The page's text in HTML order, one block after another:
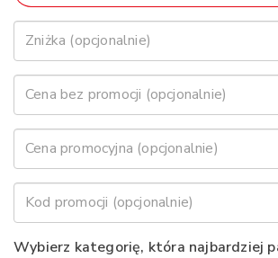
Wybierz kategorię, która najbardziej